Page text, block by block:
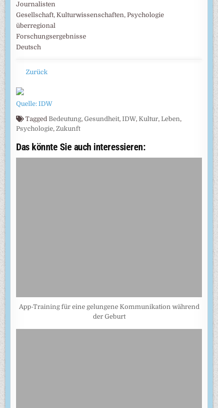
Journalisten
Gesellschaft, Kulturwissenschaften, Psychologie
überregional
Forschungsergebnisse
Deutsch
Zurück
Quelle: IDW
Tagged Bedeutung,Gesundheit,IDW,Kultur,Leben,
Psychologie, Zukunft
Das könnte Sie auch interessieren:
App-Training für eine gelungene Kommunikation während
der Geburt